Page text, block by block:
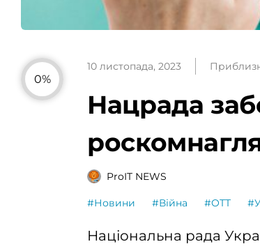
0%
10 листопада, 2023
Нацрада
ProIT NEWS
#Новини #Війна #OTT
Національна рада